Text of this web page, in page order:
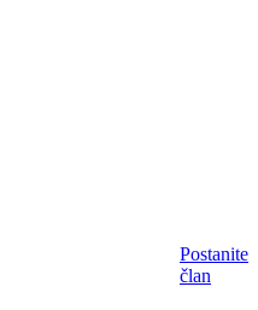
Postanite
član